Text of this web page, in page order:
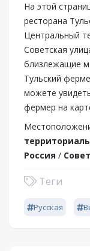
На этой
ресторана
Центральный
Советская
близлежащие
Тульский
можете
фермер на
Россия /
Теги
Русская